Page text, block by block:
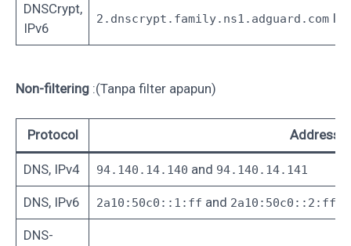
DNSCrypt,
IPv6
2.dnscrypt.family.ns1.adguard.comIP:
Non-filtering :(Tanpa filter apapun)
Protocol Address
DNS, IPv4 94.140.14.140 and 94.140.14.141
DNS, IPv6 2a10:50c0::1:ff and 2a10:50c0::2:ff
DNS-